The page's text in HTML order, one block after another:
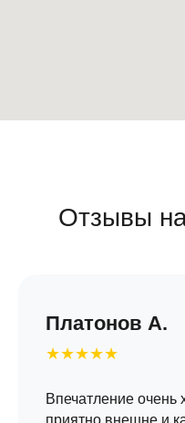
Отзывы
Платонов А.
★★★★★
Впечатление
приятно внешне и